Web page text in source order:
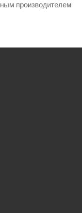
производителем